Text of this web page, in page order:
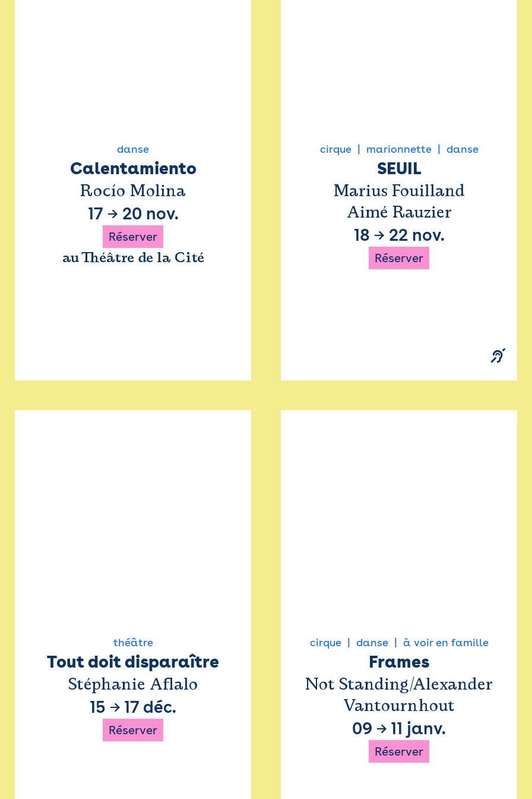
danse
Calentamiento
Rocío Molina
17 → 20 nov.
Réserver
au Théâtre de la Cité
cirque marionnette danse
SEUIL
Marius Fouilland
Aimé Rauzier
18 → 22 nov.
Réserver
théâtre
Tout doit disparaître
Stéphanie Aflalo
15 → 17 déc.
Réserver
cirque danse à voir en famille
Frames
Not Standing/Alexander
Vantournhout
09 → 11 janv.
Réserver